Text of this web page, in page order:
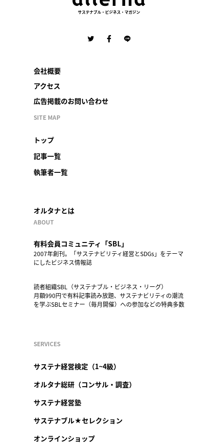
サステナブル・ビジネス・マガジン
会社概要
アクセス
広告掲載のお問い合わせ
SITE MAP
トップ
記事一覧
執筆者一覧
オルタナとは
ABOUT
有料会員コミュニティ「SBL」
2007年創刊。「サステナビリティ経営とSDGs」をテーマ
にしたビジネス情報誌
読者組織SBL（サステナブル・ビジネス・リーグ）
月額990円で有料記事読み放題、サステナビリティの潮流
を学ぶSBLセミナー（毎月開催）への参加などの特典多数
SERVICES
サステナ経営検定（1~4級）
オルタナ総研（コンサル・調査）
サステナ経営塾
サステナブル★セレクション
オンラインショップ